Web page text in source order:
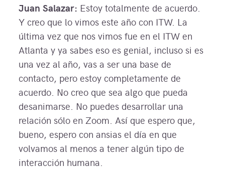
Juan Salazar: Estoy totalmente de acuerdo.
Y creo que lo vimos este año con ITW. La
última vez que nos vimos fue en el ITW en
Atlanta y ya sabes eso es genial, incluso si es
una vez al año, vas a ser una base de
contacto, pero estoy completamente de
acuerdo. No creo que sea algo que pueda
desanimarse. No puedes desarrollar una
relación sólo en Zoom. Así que espero que,
bueno, espero con ansias el día en que
volvamos al menos a tener algún tipo de
interacción humana.